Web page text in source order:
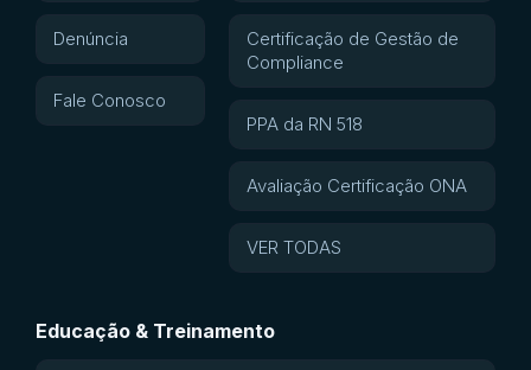
Denúncia
Fale Conosco
Certificação de Gestão de
Compliance
PPA da RN 518
Avaliação Certificação ONA
VER TODAS
Educação & Treinamento